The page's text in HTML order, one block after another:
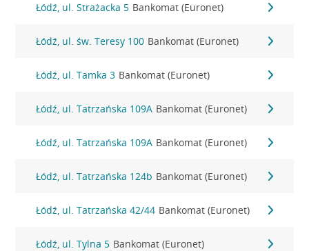
Łódź, ul. Strażacka 5 Bankomat (Euronet)
Łódź, ul. św. Teresy 100 Bankomat (Euronet)
Łódź, ul. Tamka 3 Bankomat (Euronet)
Łódź, ul. Tatrzańska 109A Bankomat (Euronet)
Łódź, ul. Tatrzańska 109A Bankomat (Euronet)
Łódź, ul. Tatrzańska 124b Bankomat (Euronet)
Łódź, ul. Tatrzańska 42/44 Bankomat (Euronet)
Łódź, ul. Tylna 5 Bankomat (Euronet)